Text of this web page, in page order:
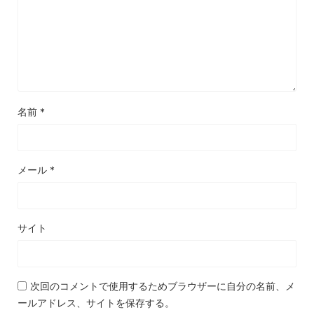
名前 *
メール *
サイト
次回のコメントで使用するためブラウザーに自分の名前、メ
ールアドレス、サイトを保存する。